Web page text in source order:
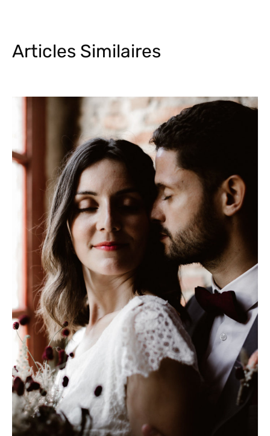
Articles Similaires